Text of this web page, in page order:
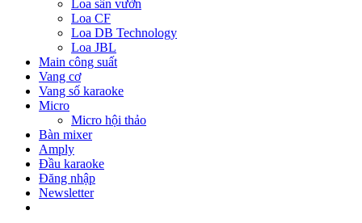
Loa sân vườn
Loa CF
Loa DB Technology
Loa JBL
Main công suất
Vang cơ
Vang số karaoke
Micro
Micro hội thảo
Bàn mixer
Amply
Đầu karaoke
Đăng nhập
Newsletter